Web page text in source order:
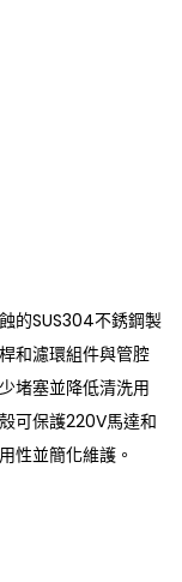
的SUS304不銹鋼製
和濾環組件與管腔
堵塞並降低清洗用
可保護220V馬達和
性並簡化維護。